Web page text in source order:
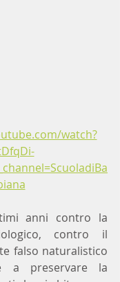
watch?
anni contro la
contro il
falso naturalistico
a preservare la